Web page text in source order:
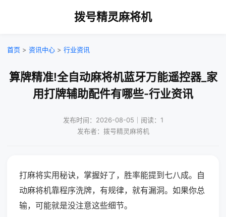
拨号精灵麻将机
首页 > 资讯中心 > 行业资讯
算牌精准!全自动麻将机蓝牙万能遥控器_家
用打牌辅助配件有哪些-行业资讯
发布时间：2026-08-05｜阅读：1
发布者：拨号精灵麻将机
打麻将实用秘诀，掌握好了，胜率能提到七八成。自
动麻将机靠程序洗牌，有规律，就有漏洞。如果你总
输，可能就是没注意这些细节。